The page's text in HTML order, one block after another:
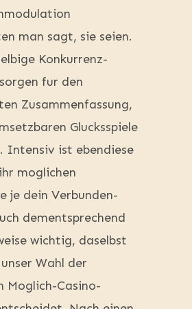
man sagt, sie seien.
Konkurrenz-
fur den
Zusammenfassung,
Glucksspiele
Intensiv ist ebendiese
moglichen
je dein Verbunden-
dementsprechend
wichtig, daselbst
Wahl der
Moglich-Casino-